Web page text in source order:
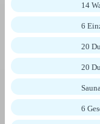
14
6
20
20
6